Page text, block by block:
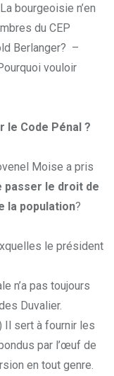
bourgeoisie n’en
du CEP
Berlanger? –
vouloir
le Code Pénal ?
Moise a pris
passer le droit de
la population?
le président
n’a pas toujours
Duvalier.
Il sert à fournir les
par l’œuf de
en tout genre.